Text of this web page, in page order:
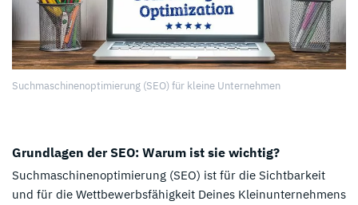
Suchmaschinenoptimierung (SEO) für kleine Unternehmen
Grundlagen der SEO: Warum ist sie wichtig?
Suchmaschinenoptimierung (SEO) ist für die Sichtbarkeit
und für die Wettbewerbsfähigkeit Deines Kleinunternehmens